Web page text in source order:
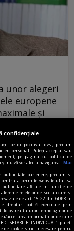
unor alegeri
europene
și
confidențiale
pe dispozitivul dvs., precum
personal. Puteți accepta sau
pe pagina cu politica de
nu vă vor afecta navigarea.
Mai
publicitate partenere, precum si
a permite website-ului sa
afisate in functie de
retelelor de socializare si
de art. 15-22 din GDPR in
drepturi pot fi exercitate prin
folosirea tuturor Tehnologiilor de
accesarea informatiilor de catre
SETARILE INDIVIDUAL” puteti
cookie strict necesare pentru